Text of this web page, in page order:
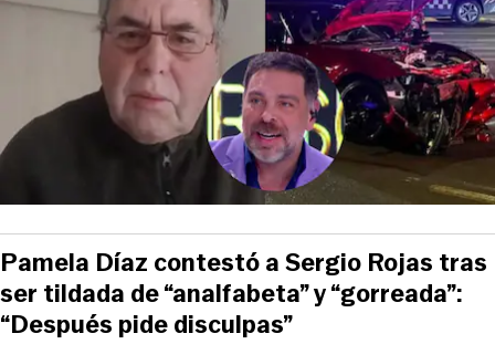
Pamela Díaz contestó a Sergio Rojas tras
ser tildada de “analfabeta” y “gorreada”:
“Después pide disculpas”